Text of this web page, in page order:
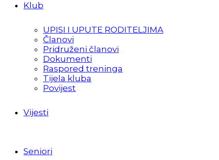
Klub
UPISI I UPUTE RODITELJIMA
Članovi
Pridruženi članovi
Dokumenti
Raspored treninga
Tijela kluba
Povijest
Vijesti
Seniori